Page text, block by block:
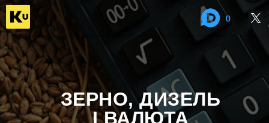
0
ЗЕРНО, ДИЗЕЛЬ
І ВАЛЮТА
0